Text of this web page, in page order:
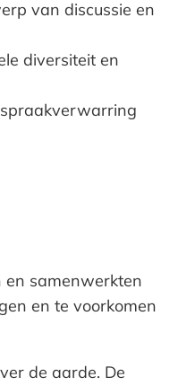
van discussie en
diversiteit en
en samenwerkten
en te voorkomen
de aarde. De